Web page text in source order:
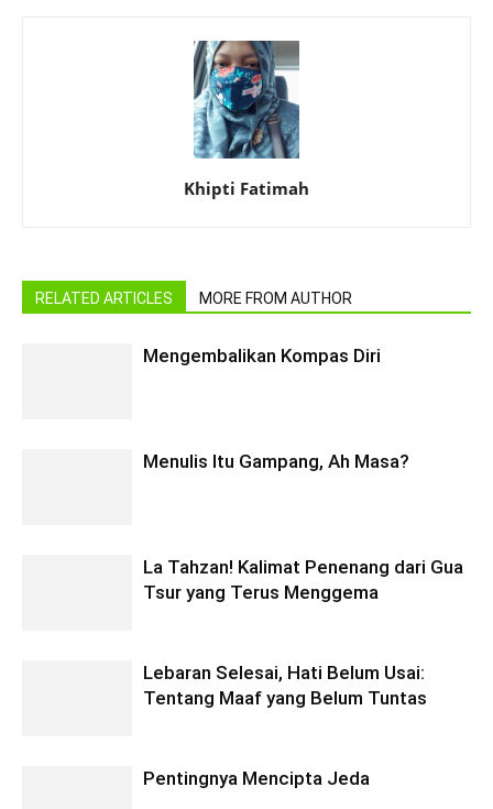
Khipti Fatimah
RELATED ARTICLES MORE FROM AUTHOR
Mengembalikan Kompas Diri
Menulis Itu Gampang, Ah Masa?
La Tahzan! Kalimat Penenang dari Gua
Tsur yang Terus Menggema
Lebaran Selesai, Hati Belum Usai:
Tentang Maaf yang Belum Tuntas
Pentingnya Mencipta Jeda